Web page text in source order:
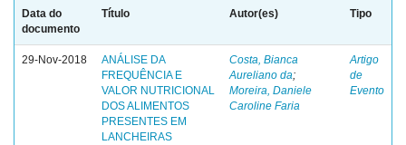
Data do
documento
Título Autor(es) Tipo
29-Nov-2018
ANÁLISE DA
FREQUÊNCIA E
VALOR NUTRICIONAL
DOS ALIMENTOS
PRESENTES EM
LANCHEIRAS
Costa, Bianca
Aureliano da;
Moreira, Daniele
Caroline Faria
Artigo
de
Evento